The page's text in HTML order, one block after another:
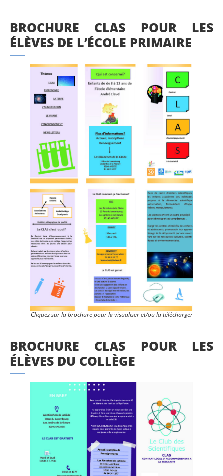
BROCHURE CLAS POUR LES
ÉLÈVES DE L’ÉCOLE PRIMAIRE
Cliquez sur la brochure pour la visualiser et/ou la télécharger
BROCHURE CLAS POUR LES
ÉLÈVES DU COLLÈGE